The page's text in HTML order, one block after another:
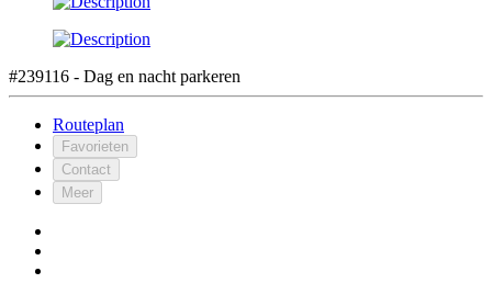
#239116 - Dag en nacht parkeren
Routeplan
Favorieten
Contact
Meer